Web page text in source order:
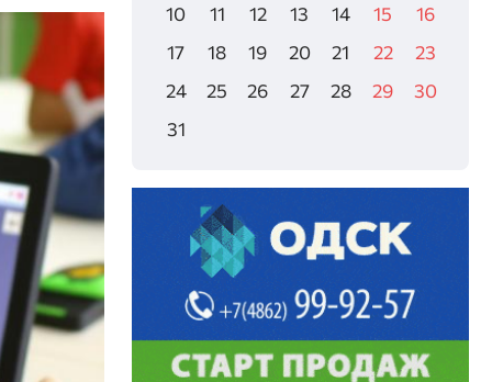
10
11 12 13 14 15
16
17
18 19 20 21 22
23
24
25 26 27 28 29
30
31